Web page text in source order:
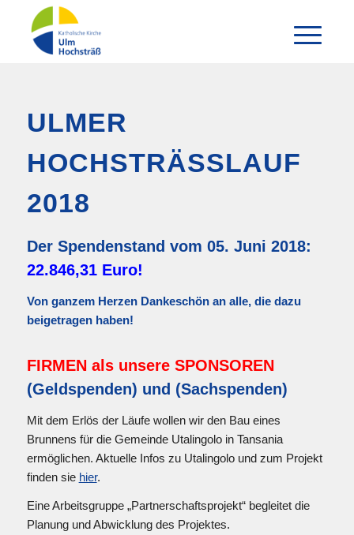
ULMER
HOCHSTRÄSSLAUF 2
018
Der Spendenstand vom 05. Juni 2018:
22.846,31 Euro!
Von ganzem Herzen Dankeschön an alle, die dazu
beigetragen haben!
FIRMEN als unsere SPONSOREN
(Geldspenden) und (Sachspenden)
Mit dem Erlös der Läufe wollen wir den Bau eines
Brunnens für die Gemeinde Utalingolo in Tansania
ermöglichen. Aktuelle Infos zu Utalingolo und zum Projekt
finden sie hier.
Eine Arbeitsgruppe „Partnerschaftsprojekt“ begleitet die
Planung und Abwicklung des Projektes.